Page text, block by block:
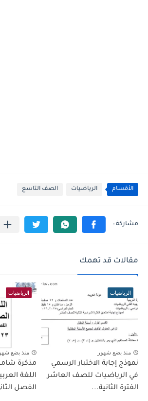
الأقسام الرياضيات الصف التاسع
مقالات قد تهمك
الرياضيات
منذ بضع شهور
نموذج إجابة الاختبار الرسمي
في الرياضيات للصف العاشر
الفترة الثانية...
الرياضيات
منذ بضع
مذكرة
اللغة
الفصل